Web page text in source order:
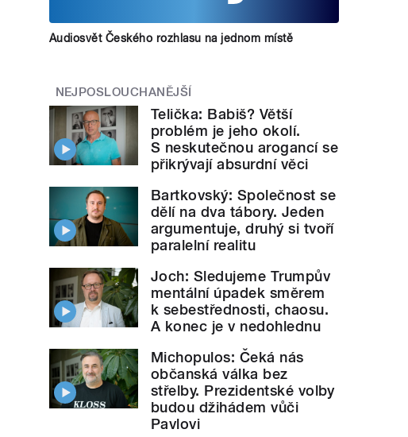
Audiosvět Českého rozhlasu na jednom místě
NEJPOSLOUCHANĚJŠÍ
Telička: Babiš? Větší
problém je jeho okolí.
S neskutečnou arogancí se
přikrývají absurdní věci
Bartkovský: Společnost se
dělí na dva tábory. Jeden
argumentuje, druhý si tvoří
paralelní realitu
Joch: Sledujeme Trumpův
mentální úpadek směrem
k sebestřednosti, chaosu.
A konec je v nedohlednu
Michopulos: Čeká nás
občanská válka bez
střelby. Prezidentské volby
budou džihádem vůči
Pavlovi